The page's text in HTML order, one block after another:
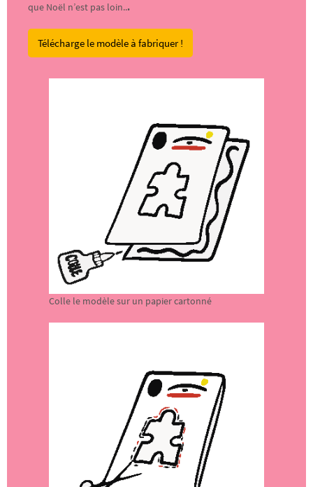
que Noël n’est pas loin...
Télécharge le modèle à fabriquer !
Colle le modèle sur un papier cartonné